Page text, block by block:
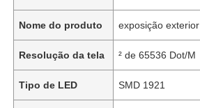
Nome do produto exposição exterior
Resolução da tela ² de 65536 Dot/M
Tipo de LED SMD 1921